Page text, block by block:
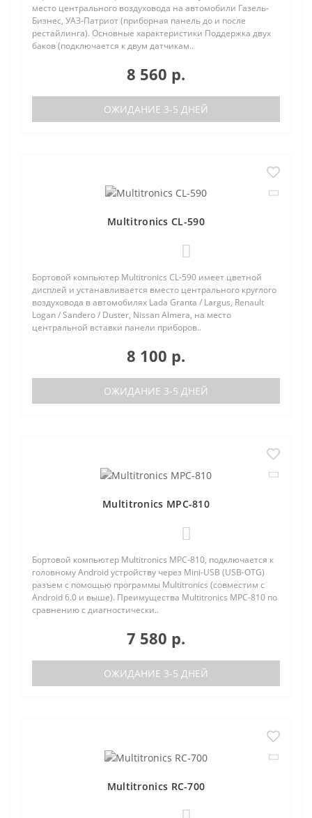
место центрального воздуховода на автомобили Газель-
Бизнес, УАЗ-Патриот (приборная панель до и после
рестайлинга). Основные характеристики Поддержка двух
баков (подключается к двум датчикам..
8 560 р.
ОЖИДАНИЕ 3-5 ДНЕЙ
Multitronics CL-590
Бортовой компьютер Multitronics CL-590 имеет цветной
дисплей и устанавливается вместо центрального круглого
воздуховода в автомобилях Lada Granta / Largus, Renault
Logan / Sandero / Duster, Nissan Almera, на место
центральной вставки панели приборов..
8 100 р.
ОЖИДАНИЕ 3-5 ДНЕЙ
Multitronics MPC-810
Бортовой компьютер Multitronics MPC-810, подключается к
головному Android устройству через Mini-USB (USB-OTG)
разъем с помощью программы Multitronics (совместим с
Android 6.0 и выше). Преимущества Multitronics MPC-810 по
сравнению с диагностически..
7 580 р.
ОЖИДАНИЕ 3-5 ДНЕЙ
Multitronics RC-700